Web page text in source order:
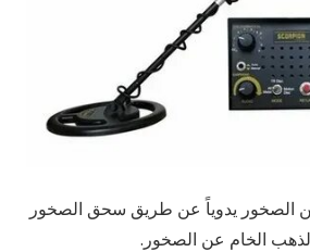
الصخور يدوياً عن طريق سحق الصخور
الخام عن الصخور.